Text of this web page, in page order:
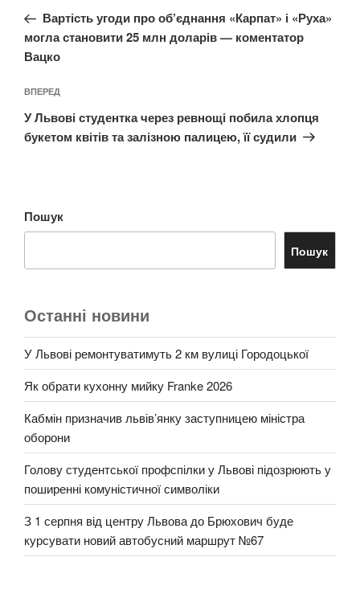
запис:Вартість угоди про об’єднання «Карпат» і «Руха»
могла становити 25 млн доларів — коментатор
Вацко
Наступний
запис
ВПЕРЕД
У Львові студентка через ревнощі побила хлопця
букетом квітів та залізною палицею, її судили
Пошук
Пошук
Останні новини
У Львові ремонтуватимуть 2 км вулиці Городоцької
Як обрати кухонну мийку Franke 2026
Кабмін призначив львів’янку заступницею міністра
оборони
Голову студентської профспілки у Львові підозрюють у
поширенні комуністичної символіки
З 1 серпня від центру Львова до Брюхович буде
курсувати новий автобусний маршрут №67